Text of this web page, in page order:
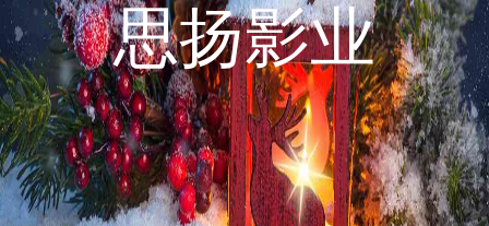
思扬影业